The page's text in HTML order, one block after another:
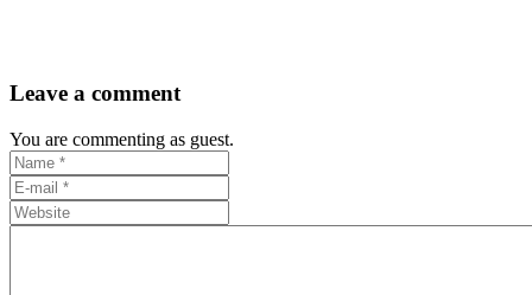
Leave a comment
You are commenting as guest.